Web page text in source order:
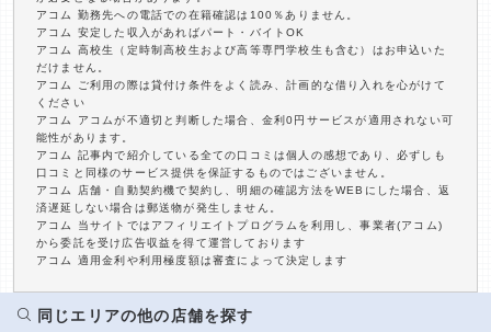
アコム 勤務先への電話での在籍確認は100％ありません。
アコム 安定した収入があればパート・バイトOK
アコム 高校生（定時制高校生および高等専門学校生も含む）はお申込いた
だけません。
アコム ご利用の際は貸付け条件をよく読み、計画的な借り入れを心がけて
ください
アコム アコムが不適切と判断した場合、金利0円サービスが適用されない可
能性があります。
アコム 記事内で紹介している全ての口コミは個人の感想であり、必ずしも
口コミと同様のサービス提供を保証するものではございません。
アコム 店舗・自動契約機で契約し、明細の確認方法をWEBにした場合、返
済遅延しない場合は郵送物が発生しません。
アコム 当サイトではアフィリエイトプログラムを利用し、事業者(アコム)
から委託を受け広告収益を得て運営しております
アコム 適用金利や利用極度額は審査によって決定します
同じエリアの他の店舗を探す